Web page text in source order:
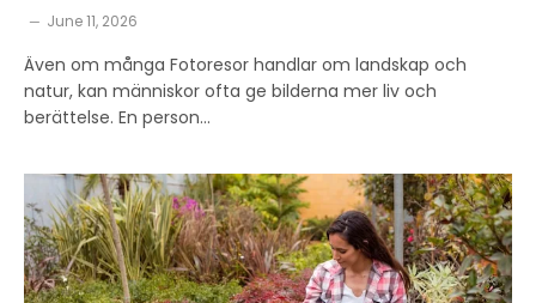
June 11, 2026
Även om många Fotoresor handlar om landskap och
natur, kan människor ofta ge bilderna mer liv och
berättelse. En person…